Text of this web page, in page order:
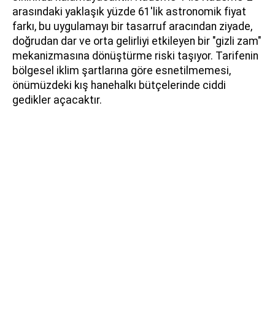
arasındaki yaklaşık yüzde 61'lik astronomik fiyat
farkı, bu uygulamayı bir tasarruf aracından ziyade,
doğrudan dar ve orta gelirliyi etkileyen bir "gizli zam"
mekanizmasına dönüştürme riski taşıyor. Tarifenin
bölgesel iklim şartlarına göre esnetilmemesi,
önümüzdeki kış hanehalkı bütçelerinde ciddi
gedikler açacaktır.